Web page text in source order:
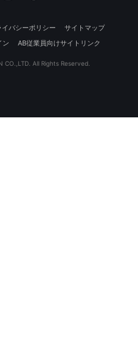
イバシーポリシー
サイトマップ
ン
AB従業員向けサイトリンク
CO.,LTD. All Rights Reserved.